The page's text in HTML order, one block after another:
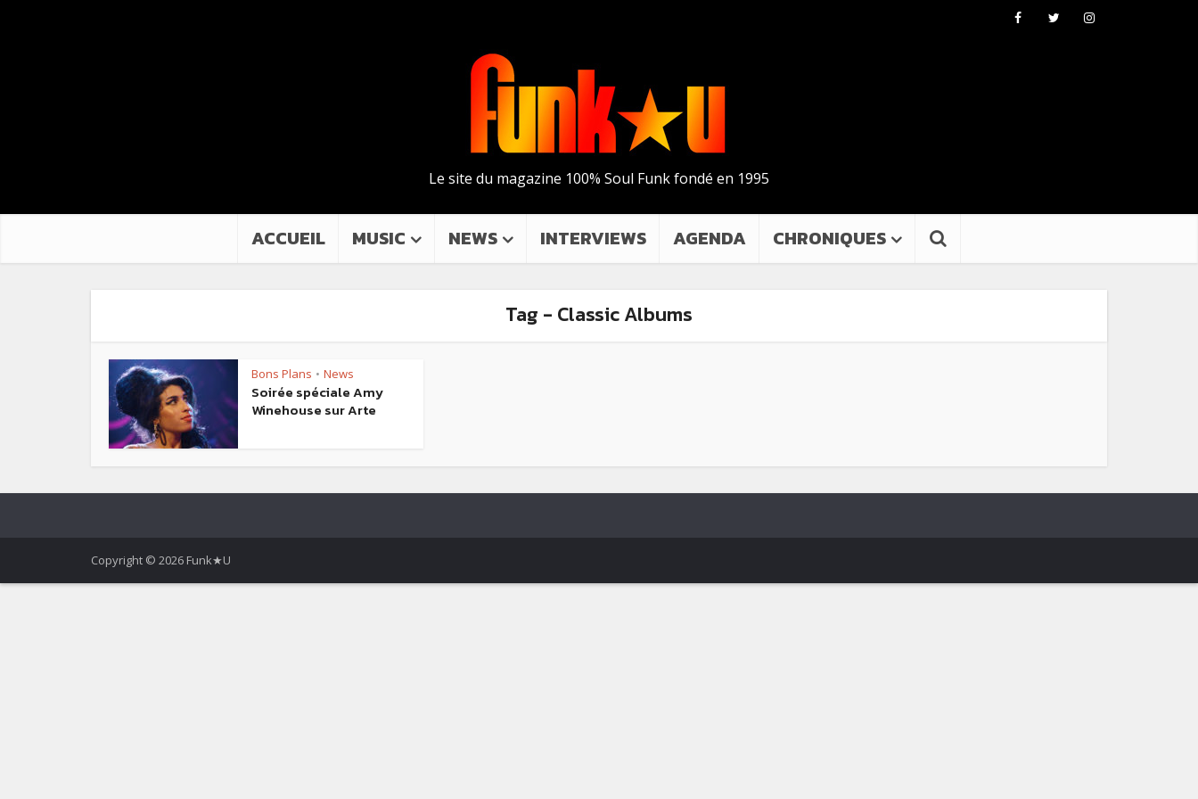
Le site du magazine 100% Soul Funk fondé en 1995
ACCUEIL MUSIC NEWS INTERVIEWS AGENDA CHRONIQUES
Tag - Classic Albums
Bons Plans • News
Soirée spéciale Amy
Winehouse sur Arte
Copyright © 2026 Funk★U